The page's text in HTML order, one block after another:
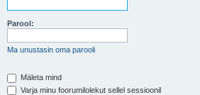
Parool:
Ma unustasin oma parooli
Mäleta mind
Varja minu foorumilolekut sellel sessioonil